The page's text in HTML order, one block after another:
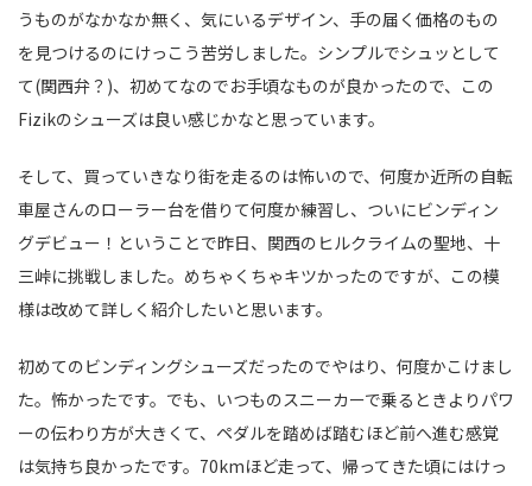
うものがなかなか無く、気にいるデザイン、手の届く価格のもの
を見つけるのにけっこう苦労しました。シンプルでシュッとして
て(関西弁？)、初めてなのでお手頃なものが良かったので、この
Fizikのシューズは良い感じかなと思っています。
そして、買っていきなり街を走るのは怖いので、何度か近所の自転
車屋さんのローラー台を借りて何度か練習し、ついにビンディン
グデビュー！ということで昨日、関西のヒルクライムの聖地、十
三峠に挑戦しました。めちゃくちゃキツかったのですが、この模
様は改めて詳しく紹介したいと思います。
初めてのビンディングシューズだったのでやはり、何度かこけまし
た。怖かったです。でも、いつものスニーカーで乗るときよりパワ
ーの伝わり方が大きくて、ペダルを踏めば踏むほど前へ進む感覚
は気持ち良かったです。70kmほど走って、帰ってきた頃にはけっ